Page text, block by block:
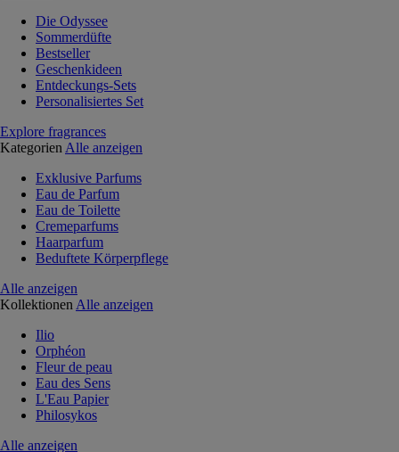
Die Odyssee
Sommerdüfte
Bestseller
Geschenkideen
Entdeckungs-Sets
Personalisiertes Set
Explore fragrances
Kategorien Alle anzeigen
Exklusive Parfums
Eau de Parfum
Eau de Toilette
Cremeparfums
Haarparfum
Beduftete Körperpflege
Alle anzeigen
Kollektionen Alle anzeigen
Ilio
Orphéon
Fleur de peau
Eau des Sens
L'Eau Papier
Philosykos
Alle anzeigen